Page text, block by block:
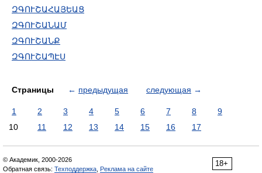
ԶԳՈՒՇԱՀԱՅԵԱՑ
ԶԳՈՒՇԱՆԱՄ
ԶԳՈՒՇԱՆՔ
ԶԳՈՒՇԱՊԷՍ
Страницы ← предыдущая следующая →
1 2 3 4 5 6 7 8
9
10
11 12 13 14 15 16 17
18+
© Академик, 2000-2026
Обратная связь: Техподдержка Реклама на сайте